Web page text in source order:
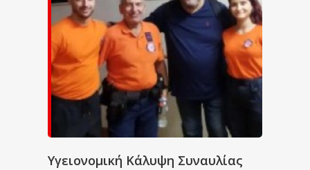
Υγειονομική Κάλυψη Συναυλίας